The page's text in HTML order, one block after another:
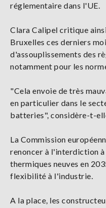
réglementaire dans l'UE.
Clara Calipel critique
Bruxelles ces derniers
d'assouplissements des
notamment pour les
"Cela envoie de très
en particulier dans le
batteries", considère-t-
La Commission
renoncer à l'interdiction
thermiques neuves en
flexibilité à l'industrie.
A la place, les